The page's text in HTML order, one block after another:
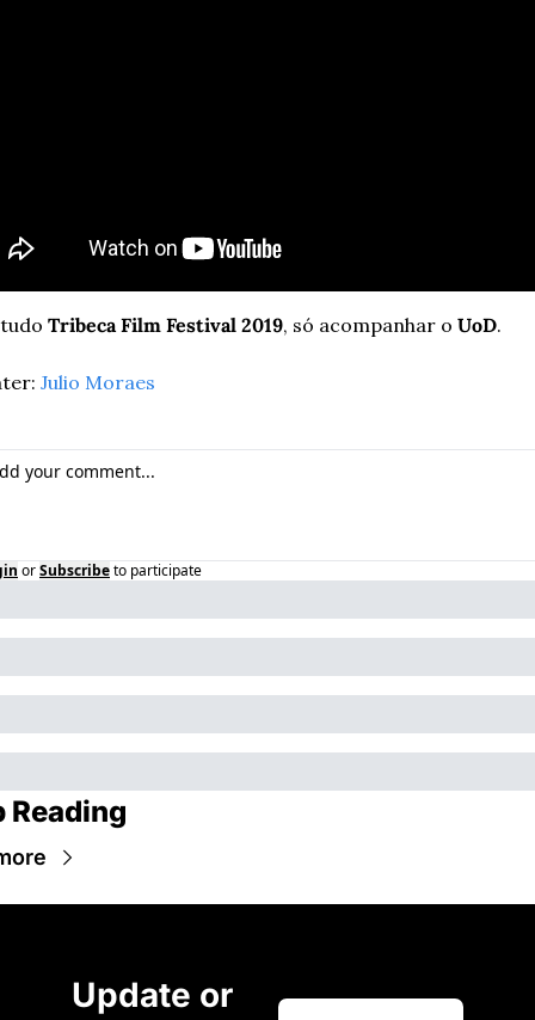
Tribeca Film Festival 2019, só acompanhar o UoD.
Julio Moraes
orSubscribeto participate
Reading
Update or